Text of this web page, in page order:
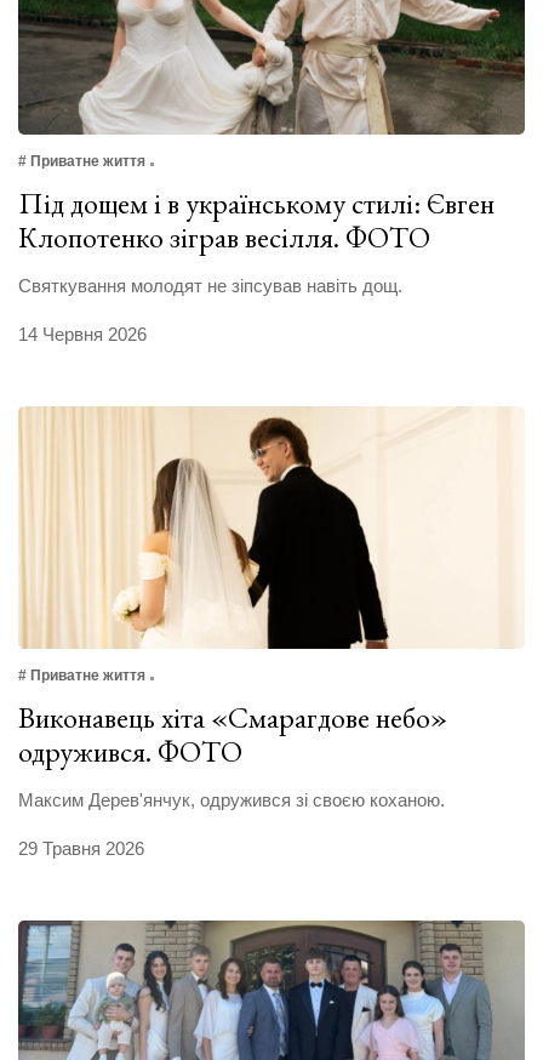
# Приватне життя
Під дощем і в українському стилі: Євген
Клопотенко зіграв весілля. ФОТО
Святкування молодят не зіпсував навіть дощ.
14 Червня 2026
# Приватне життя
Виконавець хіта «Смарагдове небо»
одружився. ФОТО
Максим Дерев'янчук, одружився зі своєю коханою.
29 Травня 2026